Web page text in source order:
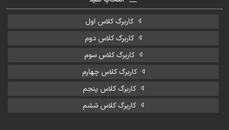
کاربرگ کلاس اول
کاربرگ کلاس دوم
کاربرگ کلاس سوم
کاربرگ کلاس چهارم
کاربرگ کلاس پنجم
کاربرگ کلاس ششم